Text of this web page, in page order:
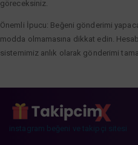
göreceksiniz.
Önemli İpucu: Beğeni gönderimi
modda olmamasına dikkat edin.
sistemimiz anlık olarak gönderimi
instagram beğeni ve takipçi sitesi